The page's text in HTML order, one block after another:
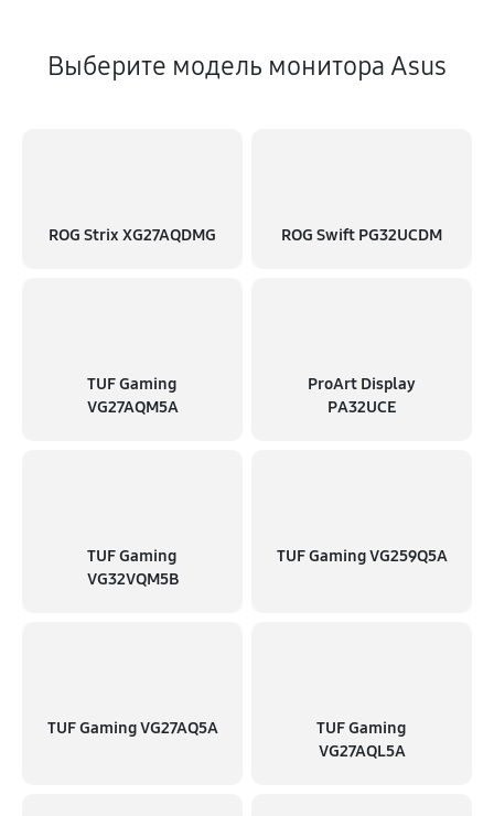
Выберите модель монитора Asus
ROG Strix XG27AQDMG ROG Swift PG32UCDM
TUF Gaming
VG27AQM5A
ProArt Display
PA32UCE
TUF Gaming
VG32VQM5B
TUF Gaming VG259Q5A
TUF Gaming VG27AQ5A
TUF Gaming
VG27AQL5A